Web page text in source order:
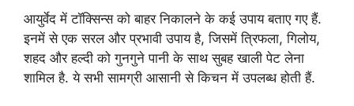
आयुर्वेद में टॉक्सिन्स को बाहर निकालने के कई उपाय बताए गए हैं.
इनमें से एक सरल और प्रभावी उपाय है, जिसमें त्रिफला, गिलोय,
शहद और हल्दी को गुनगुने पानी के साथ सुबह खाली पेट लेना
शामिल है. ये सभी सामग्री आसानी से किचन में उपलब्ध होती हैं.